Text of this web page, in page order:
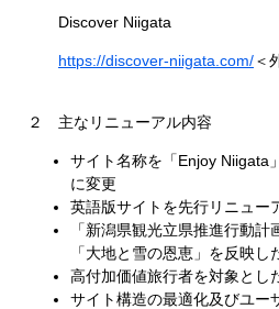
Discover Niigata
https://discover-niigata.com/＜
２ 主なリニューアル内容
サイト名称を「Enjoy Niigata
に変更
英語版サイトを先行リニュー
「新潟県観光立県推進行動
「大地と雪の恩恵」を反映
高付加価値旅行者を対象とし
サイト構造の最適化及びユー